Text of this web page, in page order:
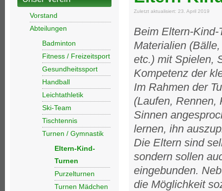
Vorstand
Abteilungen
Badminton
Fitness / Freizeitsport
Gesundheitssport
Handball
Leichtathletik
Ski-Team
Tischtennis
Turnen / Gymnastik
Eltern-Kind-
Turnen
Purzelturnen
Turnen Mädchen
Zuletzt aktualisiert: 23. April 2019
Beim Eltern-Kind-
Materialien
etc.) mit Spielen,
Kompetenz der
Im Rahmen der
(Laufen, Rennen,
Sinnen
lernen, ihn
Die Eltern sind
sondern sollen
eingebunden.
die Möglichkeit